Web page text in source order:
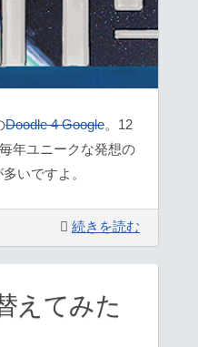
Doodle 4 Google。12
年ユニークな発想の
いですよ。
続きを読む
えてみた